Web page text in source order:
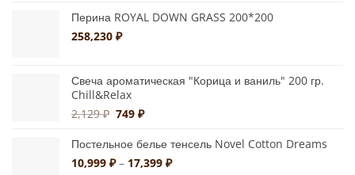
Перина ROYAL DOWN GRASS 200*200
258,230 ₽
Свеча ароматическая "Корица и ваниль" 200 гр.
Chill&Relax
2,129₽ Первоначальная
составляла
2,129 ₽.
749₽Текущая
749 ₽.
Постельное белье тенсель Novel Cotton Dreams
10,999 ₽ – 17,399 ₽Диапазон